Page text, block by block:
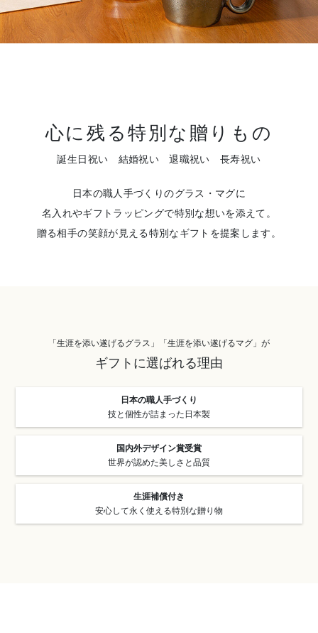
心に残る特別な贈りもの
誕生日祝い 結婚祝い 退職祝い 長寿祝い
日本の職人手づくりのグラス・マグに
名入れやギフトラッピングで特別な想いを添えて。
贈る相手の笑顔が見える特別なギフトを提案します。
「生涯を添い遂げるグラス」「生涯を添い遂げるマグ」が
ギフトに選ばれる理由
日本の職人手づくり
技と個性が詰まった日本製
国内外デザイン賞受賞
世界が認めた美しさと品質
生涯補償付き
安心して永く使える特別な贈り物